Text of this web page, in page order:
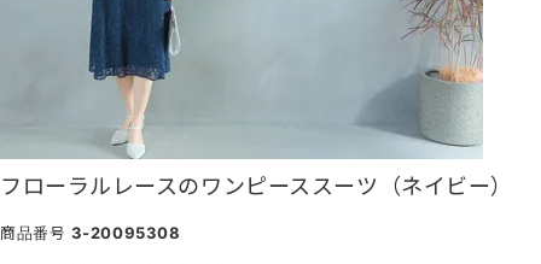
フローラルレースのワンピーススーツ（ネイビー）
商品番号 3-20095308